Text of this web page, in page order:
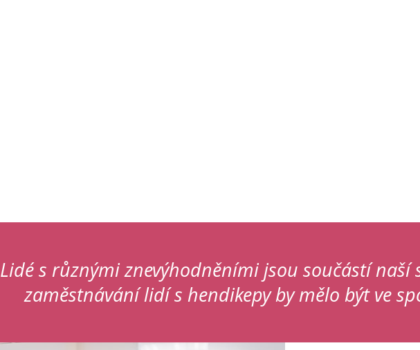
Lidé s různými znevýhodněními jsou součástí naší
zaměstnávání lidí s hendikepy by mělo být ve